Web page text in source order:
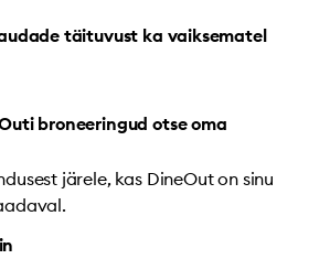
täituvust ka vaiksematel
broneeringud otse oma
järele, kas DineOut on sinu